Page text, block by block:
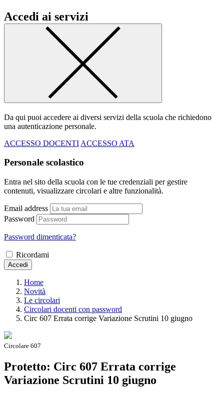
Accedi ai servizi
Da qui puoi accedere ai diversi servizi della scuola che richiedono
una autenticazione personale.
ACCESSO DOCENTI ACCESSO ATA
Personale scolastico
Entra nel sito della scuola con le tue credenziali per gestire
contenuti, visualizzare circolari e altre funzionalità.
Email address
Password
Password dimenticata?
Ricordami
Accedi
Home
Novità
Le circolari
Circolari docenti con password
Circ 607 Errata corrige Variazione Scrutini 10 giugno
Circolare 607
Protetto: Circ 607 Errata corrige
Variazione Scrutini 10 giugno